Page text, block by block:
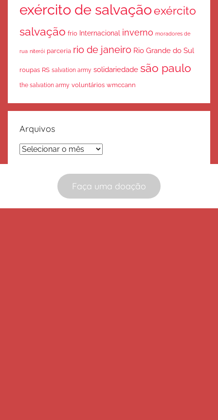
Faça uma doação
exército de salvaçãoexército
salvação frio Internacional inverno moradores de
rua niterói parceria rio de janeiro Rio Grande do Sul
roupas RS salvation army solidariedade são paulo
the salvation army voluntários wmccann
Arquivos
Arquivos